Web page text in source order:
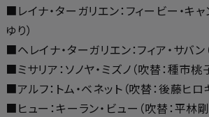
■レイナ・ターガリエン：フィービー・キャ
ゆり）
■ヘレイナ・ターガリエン：フィア・サバン
■ミサリア：ソノヤ・ミズノ（吹替：種市桃
■アルフ：トム・ベネット（吹替：後藤ヒロ
■ヒュー：キーラン・ビュー（吹替：平林剛